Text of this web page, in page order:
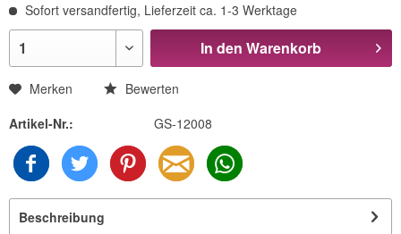
Sofort versandfertig, Lieferzeit ca. 1-3 Werktage
In den Warenkorb
Merken
Bewerten
Artikel-Nr.:
GS-12008
Beschreibung